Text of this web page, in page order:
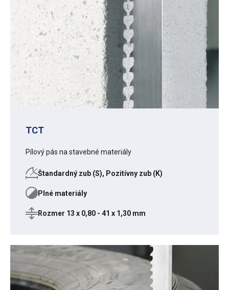
TCT
Pílový pás na stavebné materiály
Štandardný zub (S), Pozitívny zub (K)
Plné materiály
Rozmer 13 x 0,80 - 41 x 1,30 mm